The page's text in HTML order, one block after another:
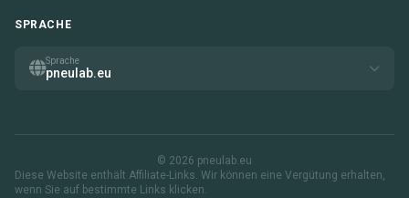
SPRACHE
Sprache
pneulab.eu
© 2026 pneulab.eu
Diese Website enthält Affiliate-Links. Wir können eine Vergütung erhalten,
wenn Sie auf bestimmte Links klicken.